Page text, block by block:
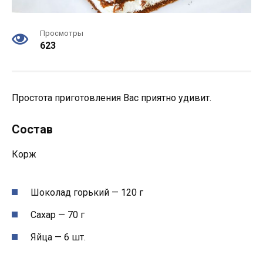
Просмотры
623
Простота приготовления Вас приятно удивит.
Состав
Корж
Шоколад горький — 120 г
Сахар — 70 г
Яйца — 6 шт.